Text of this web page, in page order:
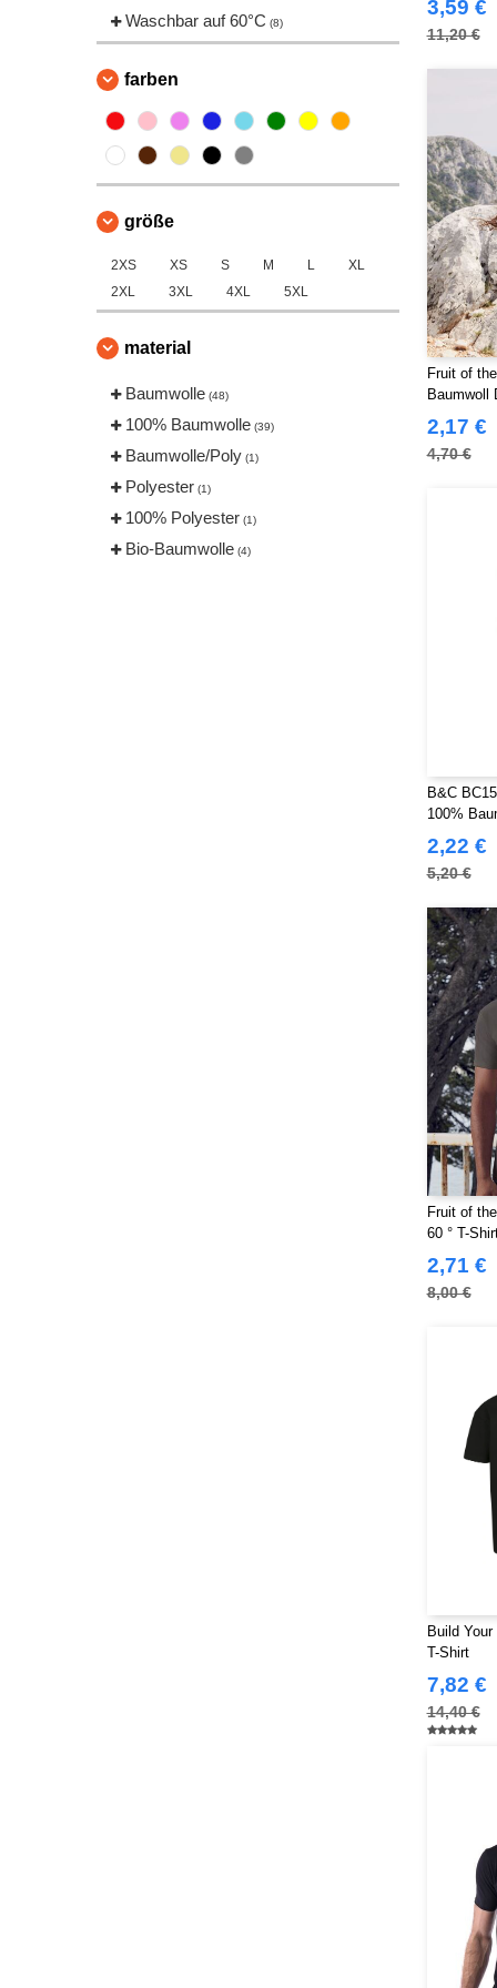
Tee Jays
VELILLA
VESTI (1)
Waschbar auf 60°C (8)
farben
größe
2XS XS S M L
XL
2XL
3XL 4XL 5XL
material
Baumwolle (48)
100% Baumwolle (39)
Baumwolle/Poly (1)
Polyester (1)
100% Polyester (1)
Bio-Baumwolle (4)
3,59 €
11,20 €
Fruit of
Baumwoll
2,17 €
4,70 €
B&C
100%
2,22 €
5,20 €
Fruit of
60 ° T-
2,71 €
8,00 €
Build
T-Shirt
7,82 €
14,40 €